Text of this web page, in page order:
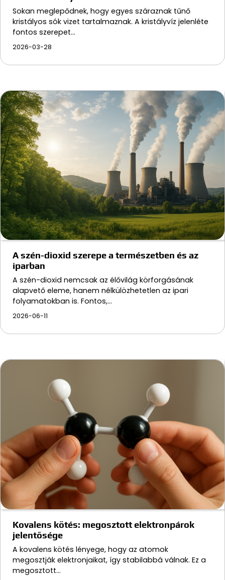
Sokan meglepődnek, hogy egyes száraznak tűnő
kristályos sók vizet tartalmaznak. A kristályvíz jelenléte
fontos szerepet…
2026-03-28
A szén-dioxid szerepe a természetben és az
iparban
A szén-dioxid nemcsak az élővilág körforgásának
alapvető eleme, hanem nélkülözhetetlen az ipari
folyamatokban is. Fontos,…
2026-06-11
Kovalens kötés: megosztott elektronpárok
jelentősége
A kovalens kötés lényege, hogy az atomok
megosztják elektronjaikat, így stabilabbá válnak. Ez a
megosztott…